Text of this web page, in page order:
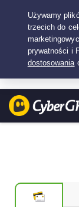
Twój wybór: